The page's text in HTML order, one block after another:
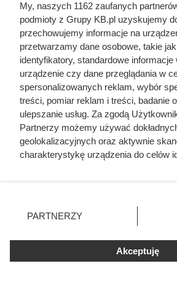
dodatkowych wydatków, opóźnień i
ponownego wykonywania części
województwo z poniższej listy i
otrzymać oferty od sprawdzonych
okolicy. Porównaj firmy i wybierz
remont domu solidnie, terminowo i
oczekiwaniami.
Najpopularniejsze w tej
Zginął z rąk kobiety,
zgwałcić. Historia
zaskakuje
My, naszych 1162 zaufanych
podmioty z Grupy KB.pl uzyskujemy
przechowujemy informacje na
przetwarzamy dane osobowe, takie
identyfikatory, standardowe informacje
urządzenie czy dane przeglądania w
spersonalizowanych reklam, wybór
treści, pomiar reklam i treści, badanie
ulepszanie usług. Za zgodą
Partnerzy możemy używać
geolokalizacyjnych oraz aktywnie
charakterystykę urządzenia do celów
zmienić/wycofać klikając przycisk
znajdujący się w lewym dolnym rogu
użytkownika, ale masz prawo
przetwarzaniu. Preferencje będą
PARTNERZY
Akceptuję